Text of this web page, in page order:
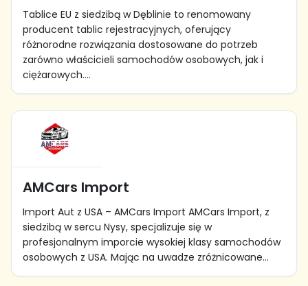
Tablice EU z siedzibą w Dęblinie to renomowany
producent tablic rejestracyjnych, oferujący
różnorodne rozwiązania dostosowane do potrzeb
zarówno właścicieli samochodów osobowych, jak i
ciężarowych....
AMCars Import
Import Aut z USA – AMCars Import AMCars Import, z
siedzibą w sercu Nysy, specjalizuje się w
profesjonalnym imporcie wysokiej klasy samochodów
osobowych z USA. Mając na uwadze zróżnicowane...